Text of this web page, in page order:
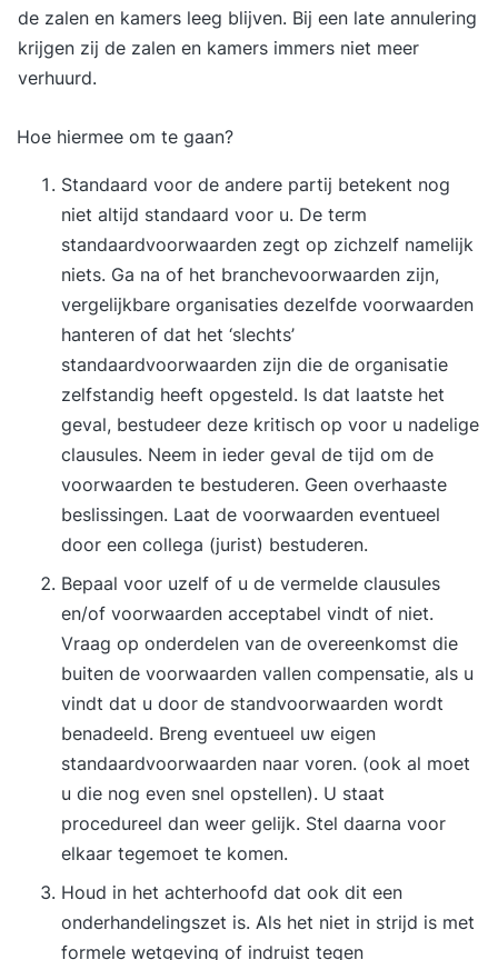
de zalen en kamers leeg blijven. Bij een late annulering
krijgen zij de zalen en kamers immers niet meer
verhuurd.
Hoe hiermee om te gaan?
Standaard voor de andere partij betekent nog
niet altijd standaard voor u. De term
standaardvoorwaarden zegt op zichzelf namelijk
niets. Ga na of het branchevoorwaarden zijn,
vergelijkbare organisaties dezelfde voorwaarden
hanteren of dat het ‘slechts’
standaardvoorwaarden zijn die de organisatie
zelfstandig heeft opgesteld. Is dat laatste het
geval, bestudeer deze kritisch op voor u nadelige
clausules. Neem in ieder geval de tijd om de
voorwaarden te bestuderen. Geen overhaaste
beslissingen. Laat de voorwaarden eventueel
door een collega (jurist) bestuderen.
Bepaal voor uzelf of u de vermelde clausules
en/of voorwaarden acceptabel vindt of niet.
Vraag op onderdelen van de overeenkomst die
buiten de voorwaarden vallen compensatie, als u
vindt dat u door de standvoorwaarden wordt
benadeeld. Breng eventueel uw eigen
standaardvoorwaarden naar voren. (ook al moet
u die nog even snel opstellen). U staat
procedureel dan weer gelijk. Stel daarna voor
elkaar tegemoet te komen.
Houd in het achterhoofd dat ook dit een
onderhandelingszet is. Als het niet in strijd is met
formele wetgeving of indruist tegen